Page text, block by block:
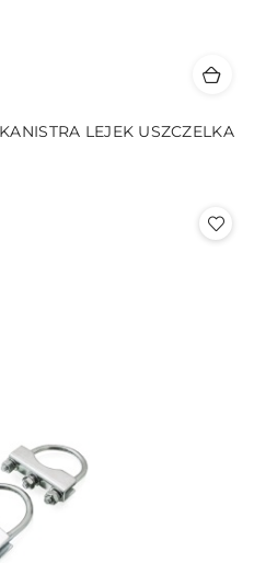
LEJEK USZCZELKA